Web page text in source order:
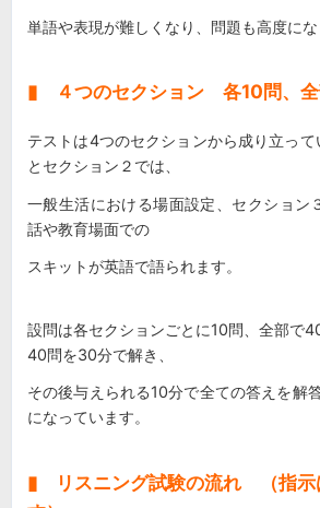
単語や表現が難しくなり、問題も高度にな
▮ ４つのセクション 各10問、
テストは4つのセクションから成り立って
とセクション２では、
一般生活における場面設定、セクション
話や教育場面での
スキットが英語で語られます。
設問は各セクションごとに10問、全部で
40問を30分で解き、
その後与えられる10分で全ての答えを解
になっています。
▮ リスニング試験の流れ （指示